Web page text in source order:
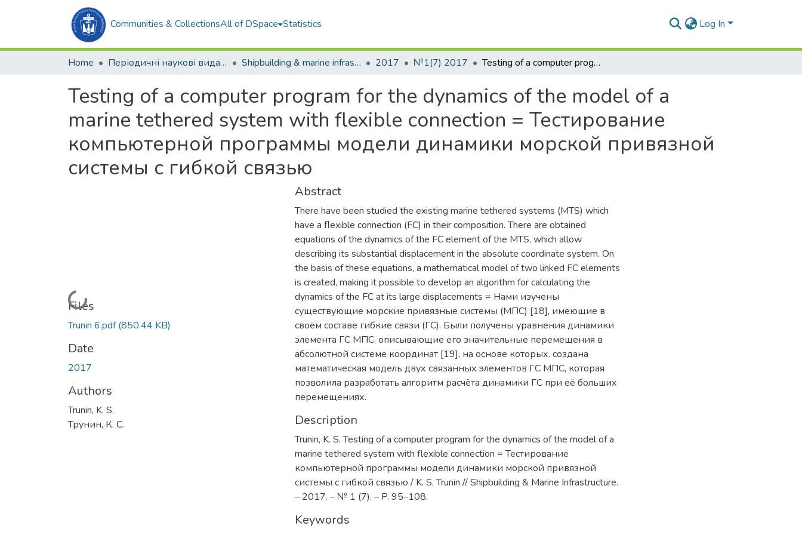
Communities & CollectionsAll of DSpace Statistics Log In
Home Періодичні наукові видання Shipbuilding & marine infrastructure 2017 №1(7) 2017 Testing of a computer program for the dynamics of the model of a marine tethered system with flexible connection = Тестирование компьютерной программы модели динамики морской привязной системы с гибкой связью
Testing of a computer program for the dynamics of the model of a
marine tethered system with flexible connection = Тестирование
компьютерной программы модели динамики морской привязной
системы с гибкой связью
Loading...
Files
Trunin 6.pdf(850.44 KB)
Date
2017
Authors
Trunin, K. S.
Трунин, К. С.
Abstract
There have been studied the existing marine tethered systems (MTS) which
have a ﬂexible connection (FC) in their composition. There are obtained
equations of the dynamics of the FC element of the MTS, which allow
describing its substantial displacement in the absolute coordinate system. On
the basis of these equations, a mathematical model of two linked FC elements
is created, making it possible to develop an algorithm for calculating the
dynamics of the FC at its large displacements = Нами изучены
существующие морские привязные системы (МПС) [18], имеющие в
своём составе гибкие связи (ГС). Были получены уравнения динамики
элемента ГС МПС, описывающие его значительные перемещения в
абсолютной системе координат [19], на основе которых. создана
математическая модель двух связанных элементов ГС МПС, которая
позволила разработать алгоритм расчёта динамики ГС при её больших
перемещениях.
Description
Trunin, K. S. Testing of a computer program for the dynamics of the model of a
marine tethered system with flexible connection = Тестирование
компьютерной программы модели динамики морской привязной
системы с гибкой связью / K. S. Trunin // Shipbuilding & Marine Infrastructure.
– 2017. – № 1 (7). – P. 95–108.
Keywords